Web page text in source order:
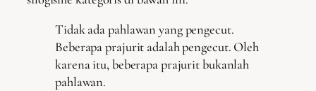
Tidak ada pahlawan yang pengecut.
Beberapa prajurit adalah pengecut. Oleh
karena itu, beberapa prajurit bukanlah
pahlawan.